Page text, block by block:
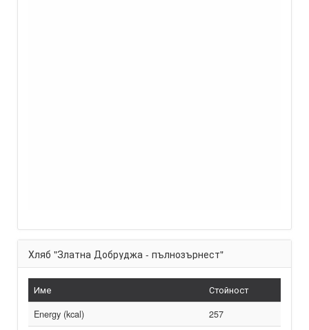
Хляб "Златна Добруджа - пълнозърнест"
Име
Стойност
Energy (kcal)
257